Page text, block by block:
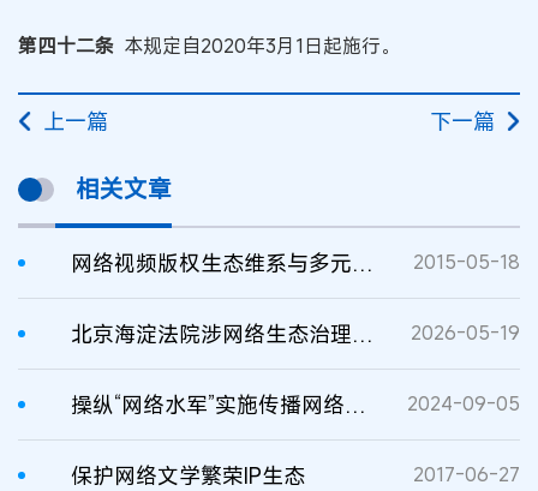
第四十二条 本规定自2020年3月1日起施行。
上一篇 下一篇
相关文章
网络视频版权生态维系与多元治理的立体维权 2015-05-18
北京海淀法院涉网络生态治理知识产权司法审判情况 2026-05-19
操纵“网络水军”实施传播网络虚假信息行为的司法认定 2024-09-05
保护网络文学繁荣IP生态 2017-06-27